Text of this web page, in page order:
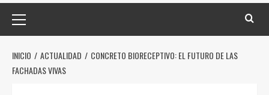
principal
INICIO ACTUALIDAD
CONCRETO BIORECEPTIVO: EL FUTURO DE LAS
FACHADAS VIVAS